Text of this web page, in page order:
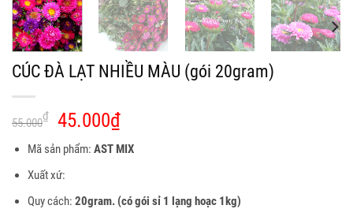
CÚC ĐÀ LẠT NHIỀU MÀU (gói 20gram)
55.000₫
Giá
gốc
là:
55.000₫.
45.000₫Giá
tại
45.000₫.
Mã sản phẩm: AST MIX
Xuất xứ:
Quy cách: 20gram. (có gói sỉ 1 lạng hoạc 1kg)